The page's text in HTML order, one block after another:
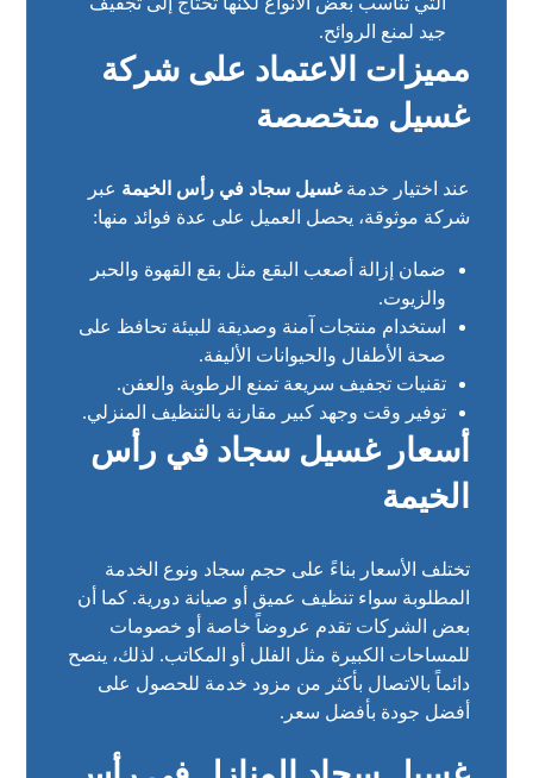
جيد لمنع الروائح.
مميزات الاعتماد على شركة
غسيل متخصصة
عند اختيار خدمةغسيل سجاد في رأس الخيمة عبر
شركة موثوقة، يحصل العميل على عدة فوائد منها:
ضمان إزالة أصعب البقع مثل بقع القهوة والحبر
والزيوت.
استخدام منتجات آمنة وصديقة للبيئة تحافظ على
صحة الأطفال والحيوانات الأليفة.
تقنيات تجفيف سريعة تمنع الرطوبة والعفن.
توفير وقت وجهد كبير مقارنة بالتنظيف المنزلي.
أسعار غسيل سجاد في رأس
الخيمة
تختلف الأسعار بناءً على حجم سجاد ونوع الخدمة
المطلوبة سواء تنظيف عميق أو صيانة دورية. كما أن
بعض الشركات تقدم عروضاً خاصة أو خصومات
للمساحات الكبيرة مثل الفلل أو المكاتب. لذلك، ينصح
دائماً بالاتصال بأكثر من مزود خدمة للحصول على
أفضل جودة بأفضل سعر.